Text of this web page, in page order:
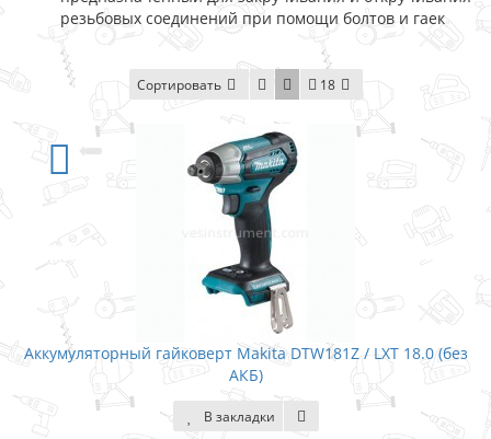
резьбовых соединений при помощи болтов и гаек
Сортировать 18
Аккумуляторный гайковерт Makita DTW181Z / LXT 18.0 (без
АКБ)
В закладки